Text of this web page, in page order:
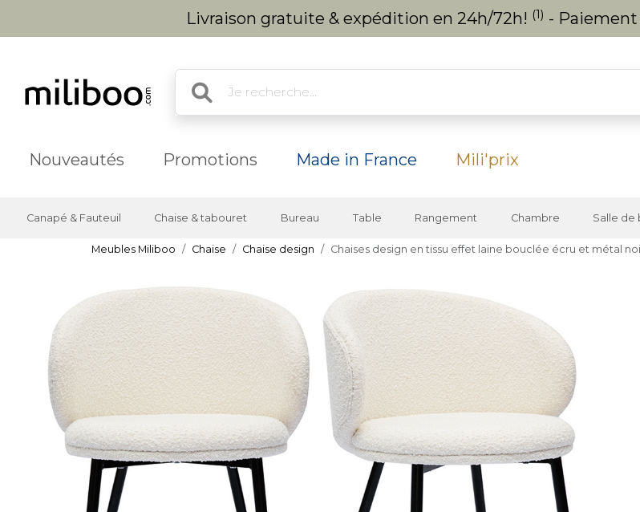
Livraison gratuite & expédition en 24h/72h! (1) - Paiement
Nouveautés Promotions Made in France Mili'prix
Canapé & Fauteuil Chaise & tabouret Bureau Table Rangement Chambre Salle de
Meubles Miliboo Chaise Chaise design Chaises design en tissu effet laine bouclée écru et métal